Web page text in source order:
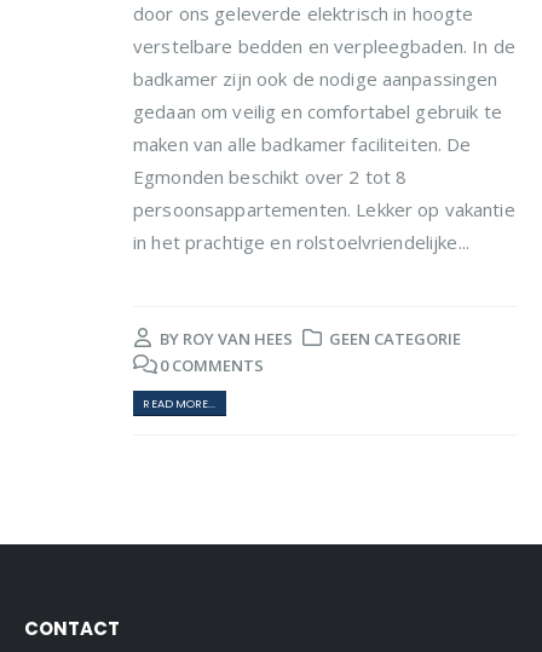
door ons geleverde elektrisch in hoogte
verstelbare bedden en verpleegbaden. In de
badkamer zijn ook de nodige aanpassingen
gedaan om veilig en comfortabel gebruik te
maken van alle badkamer faciliteiten. De
Egmonden beschikt over 2 tot 8
persoonsappartementen. Lekker op vakantie
in het prachtige en rolstoelvriendelijke...
BY ROY VAN HEES
GEEN CATEGORIE
0 COMMENTS
READ MORE...
CONTACT